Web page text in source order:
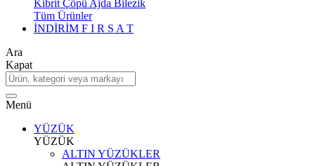
Kibrit Çöpü Ajda Bilezik
Tüm Ürünler
İNDİRİM F I R S A T
Ara
Kapat
Menü
YÜZÜK
YÜZÜK
ALTIN YÜZÜKLER